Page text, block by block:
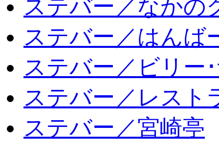
ステバー／なかの
ステバー／はんば
ステバー／ビリー
ステバー／レスト
ステバー／宮崎亭